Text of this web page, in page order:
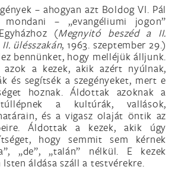
– ahogyan azt Boldog VI. Pál
mondani – „evangéliumi jogon”
(Megnyitó beszéd a II.
ülésszakán, 1963. szeptember 29.)
bennünket, hogy melléjük álljunk.
a kezek, akik azért nyúlnak,
és segítsék a szegényeket, mert e
hoznak. Áldottak azoknak a
a kultúrák, vallások,
és a vigasz olaját öntik az
Áldottak a kezek, akik úgy
hogy semmit sem kérnek
„de”, „talán” nélkül. E kezek
Isten áldása száll a testvérekre.